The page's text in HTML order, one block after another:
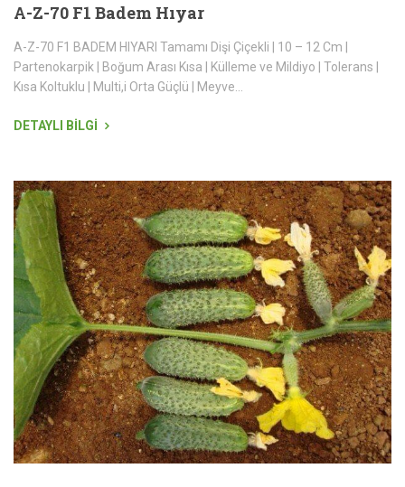
A-Z-70 F1 Badem Hıyar
A-Z-70 F1 BADEM HIYARI Tamamı Dişi Çiçekli | 10 – 12 Cm |
Partenokarpik | Boğum Arası Kısa | Külleme ve Mildiyo | Tolerans |
Kısa Koltuklu | Multi,i Orta Güçlü | Meyve...
DETAYLI BİLGİ